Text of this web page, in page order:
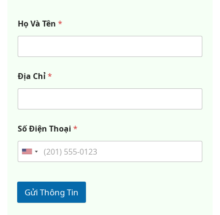
Họ Và Tên *
Địa Chỉ*
Số Điện Thoại *
Gửi Thông Tin